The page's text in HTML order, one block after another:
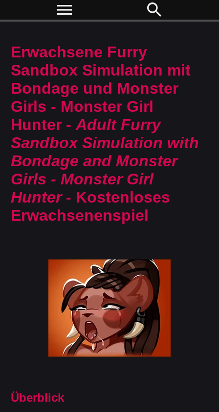
menu search
Erwachsene Furry
Sandbox Simulation mit
Bondage und Monster
Girls - Monster Girl
Hunter -Adult Furry
Sandbox Simulation with
Bondage and Monster
Girls - Monster Girl
Hunter- Kostenloses
Erwachsenenspiel
Überblick